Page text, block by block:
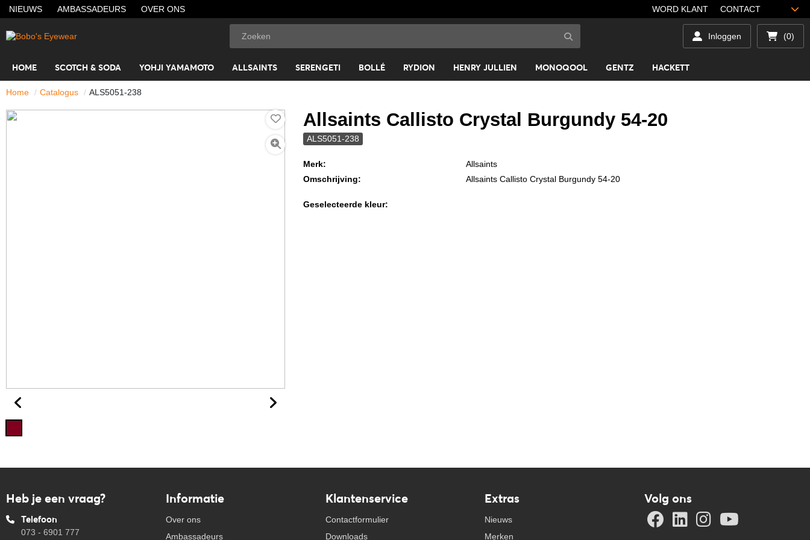
NIEUWS AMBASSADEURS OVER ONS WORD KLANT CONTACT
Inloggen (0)
HOME SCOTCH & SODA YOHJI YAMAMOTO ALLSAINTS SERENGETI BOLLÉ RYDION HENRY JULLIEN MONOQOOL GENTZ HACKETT
Home Catalogus ALS5051-238
Allsaints Callisto Crystal Burgundy 54-20
ALS5051-238
Merk:
Allsaints
Omschrijving:
Allsaints Callisto Crystal Burgundy 54-20
Geselecteerde kleur:
Heb je een vraag?
Telefoon
073 - 6901 777
Informatie
Over ons
Ambassadeurs
Klantenservice
Contactformulier
Downloads
Extras
Nieuws
Merken
Volg ons